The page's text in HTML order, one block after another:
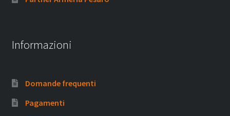
Informazioni
Domande frequenti
Pagamenti